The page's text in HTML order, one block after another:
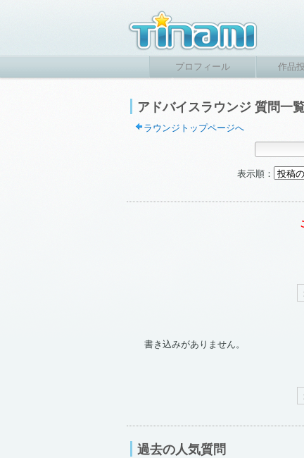
プロフィール 作品
アドバイスラウンジ 質問一
ラウンジトップページへ
表示順：
書き込みがありません。
過去の人気質問